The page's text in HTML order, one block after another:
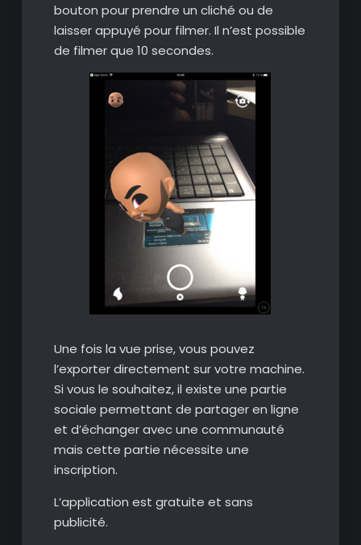
bouton pour prendre un cliché ou de
laisser appuyé pour filmer. Il n’est possible
de filmer que 10 secondes.
Une fois la vue prise, vous pouvez
l’exporter directement sur votre machine.
Si vous le souhaitez, il existe une partie
sociale permettant de partager en ligne
et d’échanger avec une communauté
mais cette partie nécessite une
inscription.
L’application est gratuite et sans
publicité.